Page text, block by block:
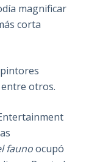
magnificar
corta
otros.
faunoocupó